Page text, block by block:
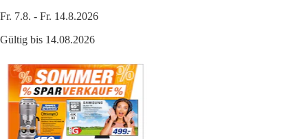
Fr. 7.8. - Fr. 14.8.2026
Gültig bis 14.08.2026